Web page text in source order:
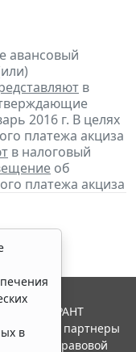
авансовый
в
2016 г. В целях
платежа акциза
в налоговый
об
платежа акциза
в
ГАРАНТ
и ее партнеры
правовой